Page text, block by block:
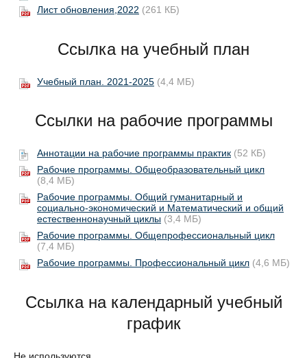
Лист обновления,2022 (261 КБ)
Ссылка на учебный план
Учебный план. 2021-2025 (4,4 МБ)
Ссылки на рабочие программы
Аннотации на рабочие программы практик (52 КБ)
Рабочие программы. Общеобразовательный цикл
(8,4 МБ)
Рабочие программы. Общий гуманитарный и
социально-экономический и Математический и общий
естественнонаучный циклы (3,4 МБ)
Рабочие программы. Общепрофессиональный цикл
(7,4 МБ)
Рабочие программы. Профессиональный цикл (4,6 МБ)
Ссылка на календарный учебный
график